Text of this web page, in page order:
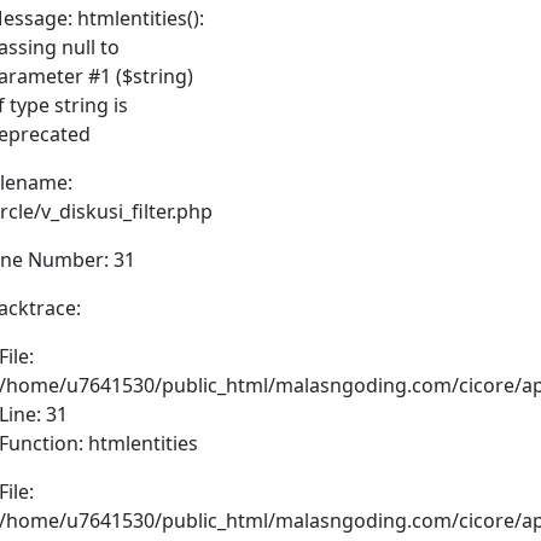
htmlentities():
null to
#1 ($string)
type string is
v_diskusi_filter.php
Number: 31
File:
/home/u7641530/public_html/malasngoding.com/cicore/
Line: 31
Function: htmlentities
File:
/home/u7641530/public_html/malasngoding.com/cicore/